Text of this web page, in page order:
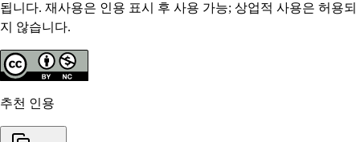
됩니다. 재사용은 인용 표시 후 사용 가능; 상업적 사용은 허용되
지 않습니다.
추천 인용